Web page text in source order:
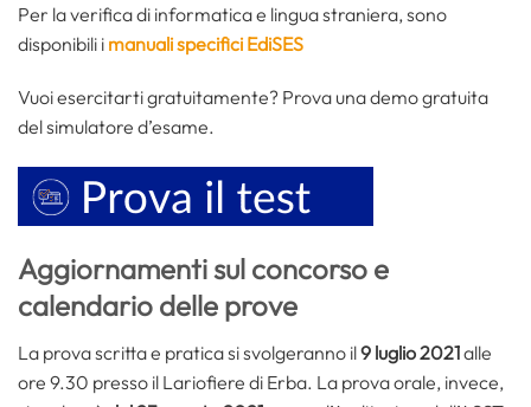
Per la verifica di informatica e lingua straniera, sono
disponibili i manuali specifici EdiSES
Vuoi esercitarti gratuitamente? Prova una demo gratuita
del simulatore d’esame.
Aggiornamenti sul concorso e
calendario delle prove
La prova scritta e pratica si svolgeranno il9 luglio 2021alle
ore 9.30 presso il Lariofiere di Erba. La prova orale, invece,